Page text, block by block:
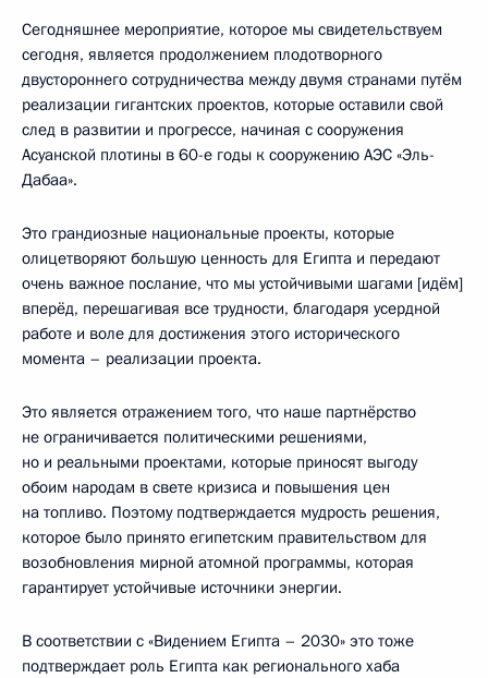
Сегодняшнее мероприятие, которое мы свидетельствуем
сегодня, является продолжением плодотворного
двустороннего сотрудничества между двумя странами путём
реализации гигантских проектов, которые оставили свой
след в развитии и прогрессе, начиная с сооружения
Асуанской плотины в 60-е годы к сооружению АЭС «Эль-
Дабаа».
Это грандиозные национальные проекты, которые
олицетворяют большую ценность для Египта и передают
очень важное послание, что мы устойчивыми шагами [идём]
вперёд, перешагивая все трудности, благодаря усердной
работе и воле для достижения этого исторического
момента – реализации проекта.
Это является отражением того, что наше партнёрство
не ограничивается политическими решениями,
но и реальными проектами, которые приносят выгоду
обоим народам в свете кризиса и повышения цен
на топливо. Поэтому подтверждается мудрость решения,
которое было принято египетским правительством для
возобновления мирной атомной программы, которая
гарантирует устойчивые источники энергии.
В соответствии с «Видением Египта – 2030» это тоже
подтверждает роль Египта как регионального хаба